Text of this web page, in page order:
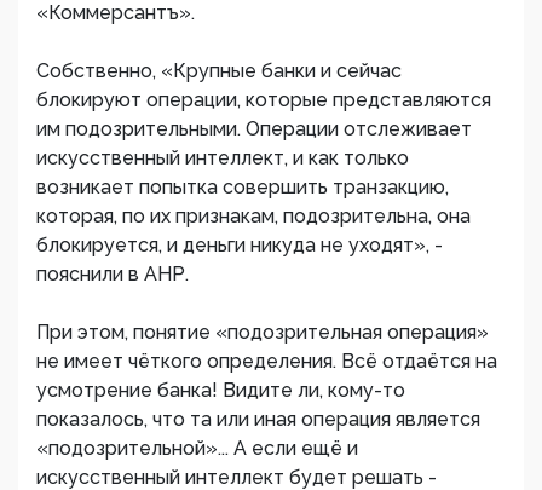
«Коммерсантъ».
Собственно, «Крупные банки и сейчас
блокируют операции, которые представляются
им подозрительными. Операции отслеживает
искусственный интеллект, и как только
возникает попытка совершить транзакцию,
которая, по их признакам, подозрительна, она
блокируется, и деньги никуда не уходят», -
пояснили в АНР.
При этом, понятие «подозрительная операция»
не имеет чёткого определения. Всё отдаётся на
усмотрение банка! Видите ли, кому-то
показалось, что та или иная операция является
«подозрительной»... А если ещё и
искусственный интеллект будет решать -